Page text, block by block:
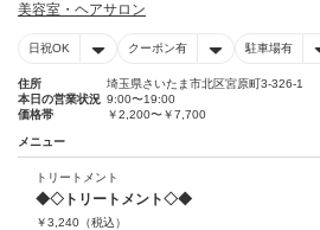
美容室・ヘアサロン
日祝OK クーポン有 駐車場有
住所
埼玉県さいたま市北区宮原町3-326-1
本日の営業状況 9:00〜19:00
価格帯
￥2,200〜￥7,700
メニュー
トリートメント
◆◇トリートメント◇◆
￥3,240 （税込）